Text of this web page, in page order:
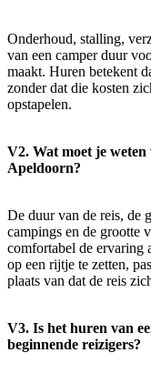
Onderhoud, stalling,
van een camper duur
maakt. Huren betekent
zonder dat die kosten
opstapelen.
V2. Wat moet je
Apeldoorn?
De duur van de reis, de
campings en de grootte
comfortabel de ervaring
op een rijtje te zetten,
plaats van dat de reis
V3. Is het huren van
beginnende reizigers?